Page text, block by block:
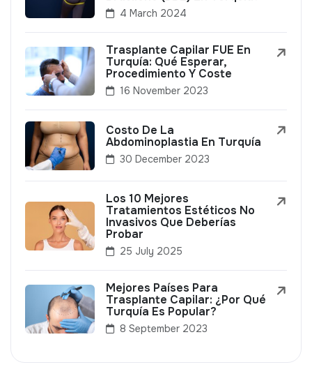
4 March 2024
Trasplante Capilar FUE En
Turquía: Qué Esperar,
Procedimiento Y Coste
16 November 2023
Costo De La
Abdominoplastia En Turquía
30 December 2023
Los 10 Mejores
Tratamientos Estéticos No
Invasivos Que Deberías
Probar
25 July 2025
Mejores Países Para
Trasplante Capilar: ¿Por Qué
Turquía Es Popular?
8 September 2023